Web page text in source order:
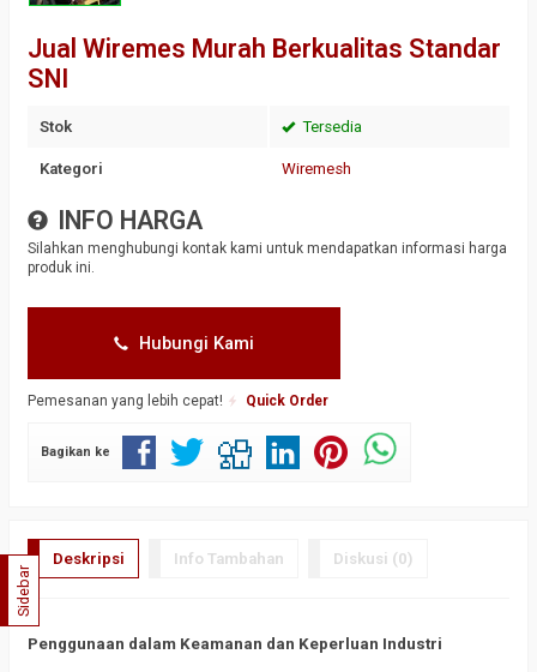
Jual Wiremes Murah Berkualitas Standar
SNI
Stok Tersedia
Kategori Wiremesh
INFO HARGA
Silahkan menghubungi kontak kami untuk mendapatkan informasi harga
produk ini.
Hubungi Kami
Pemesanan yang lebih cepat! Quick Order
Bagikan ke
Deskripsi Info Tambahan Diskusi (0)
Penggunaan dalam Keamanan dan Keperluan Industri
Sidebar